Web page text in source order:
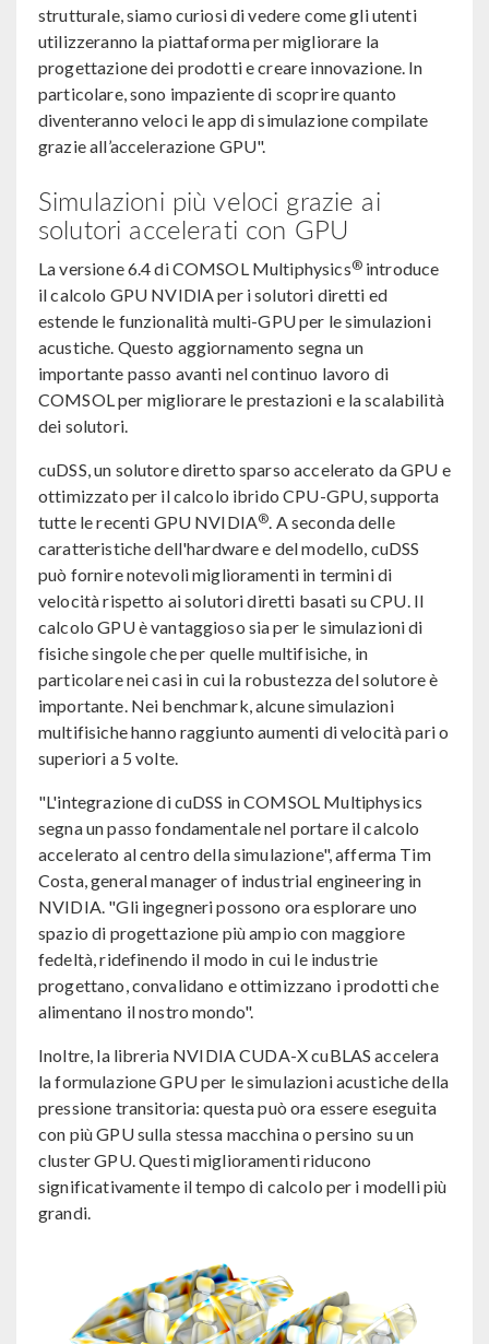
strutturale, siamo curiosi di vedere come gli utenti
utilizzeranno la piattaforma per migliorare la
progettazione dei prodotti e creare innovazione. In
particolare, sono impaziente di scoprire quanto
diventeranno veloci le app di simulazione compilate
grazie all’accelerazione GPU".
Simulazioni più veloci grazie ai
solutori accelerati con GPU
La versione 6.4 di COMSOL Multiphysics®introduce
il calcolo GPU NVIDIA per i solutori diretti ed
estende le funzionalità multi-GPU per le simulazioni
acustiche. Questo aggiornamento segna un
importante passo avanti nel continuo lavoro di
COMSOL per migliorare le prestazioni e la scalabilità
dei solutori.
cuDSS, un solutore diretto sparso accelerato da GPU e
ottimizzato per il calcolo ibrido CPU-GPU, supporta
tutte le recenti GPU NVIDIA®. A seconda delle
caratteristiche dell'hardware e del modello, cuDSS
può fornire notevoli miglioramenti in termini di
velocità rispetto ai solutori diretti basati su CPU. Il
calcolo GPU è vantaggioso sia per le simulazioni di
fisiche singole che per quelle multifisiche, in
particolare nei casi in cui la robustezza del solutore è
importante. Nei benchmark, alcune simulazioni
multifisiche hanno raggiunto aumenti di velocità pari o
superiori a 5 volte.
"L'integrazione di cuDSS in COMSOL Multiphysics
segna un passo fondamentale nel portare il calcolo
accelerato al centro della simulazione", afferma Tim
Costa, general manager of industrial engineering in
NVIDIA. "Gli ingegneri possono ora esplorare uno
spazio di progettazione più ampio con maggiore
fedeltà, ridefinendo il modo in cui le industrie
progettano, convalidano e ottimizzano i prodotti che
alimentano il nostro mondo".
Inoltre, la libreria NVIDIA CUDA-X cuBLAS accelera
la formulazione GPU per le simulazioni acustiche della
pressione transitoria: questa può ora essere eseguita
con più GPU sulla stessa macchina o persino su un
cluster GPU. Questi miglioramenti riducono
significativamente il tempo di calcolo per i modelli più
grandi.